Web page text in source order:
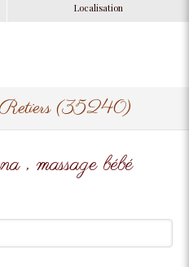
Localisation
Retiers (35240)
, massage bébé